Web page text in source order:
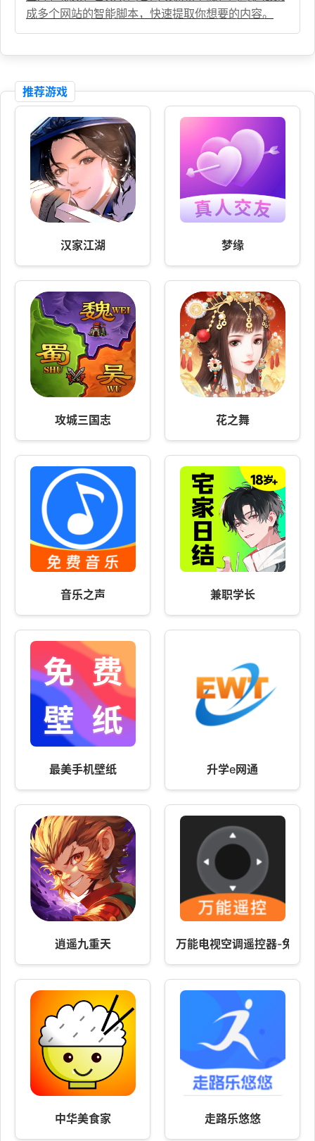
成多个网站的智能脚本，快速提取你想要的内容。
推荐游戏
汉家江湖 梦缘
攻城三国志 花之舞
音乐之声 兼职学长
最美手机壁纸 升学e网通
逍遥九重天 万能电视空调遥控器-免费
中华美食家 走路乐悠悠